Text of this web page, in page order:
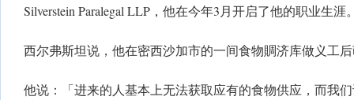
Silverstein Paralegal LLP，他在今年3月开启了他的职业生涯
西尔弗斯坦说，他在密西沙加市的一间食物賙济库做义工
他说：「进来的人基本上无法获取应有的食物供应，而我